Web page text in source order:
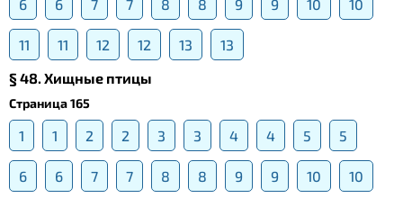
6 6 7 7 8 8 9 9 10 10
11 11 12 12 13
13
§ 48. Хищные птицы
Страница 165
1 1 2 2 3 3 4 4 5 5
6 6 7 7 8 8 9 9 10 10